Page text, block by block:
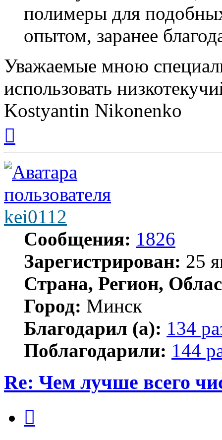
полимеры для
опытом, заранее
Уважаемые мною
использовать
Kostyantin Nikonenko
началу
kei0112
Сообщения: 1826
Зарегистрирован: 25
Страна, Регион,
Город: Минск
Благодарил (а): 134
Поблагодарили: 144
Re: Чем лучше всего